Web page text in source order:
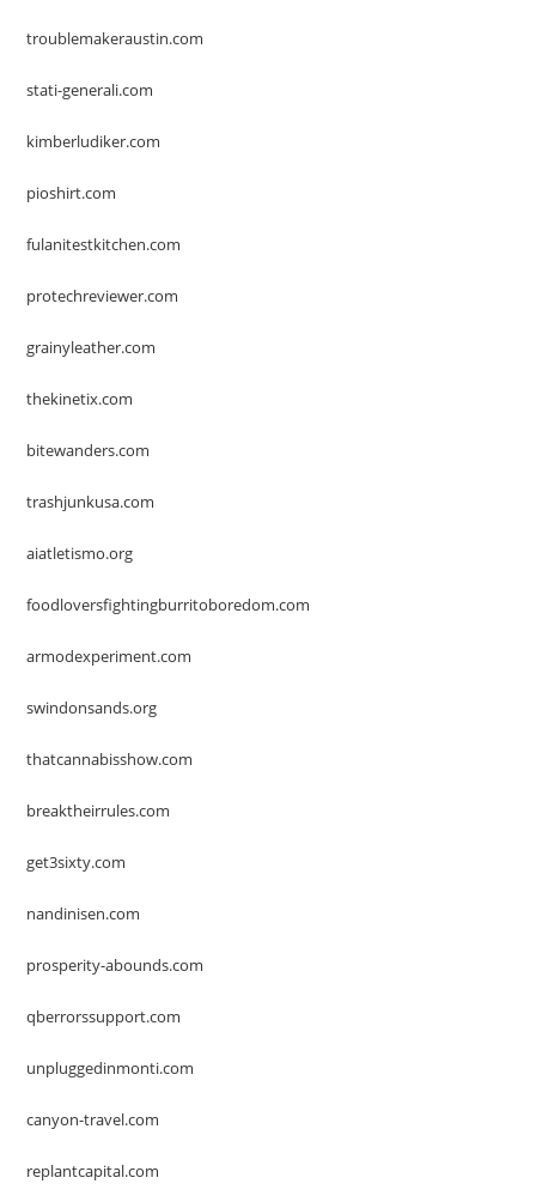
troublemakeraustin.com
stati-generali.com
kimberludiker.com
pioshirt.com
fulanitestkitchen.com
protechreviewer.com
grainyleather.com
thekinetix.com
bitewanders.com
trashjunkusa.com
aiatletismo.org
foodloversfightingburritoboredom.com
armodexperiment.com
swindonsands.org
thatcannabisshow.com
breaktheirrules.com
get3sixty.com
nandinisen.com
prosperity-abounds.com
qberrorssupport.com
unpluggedinmonti.com
canyon-travel.com
replantcapital.com